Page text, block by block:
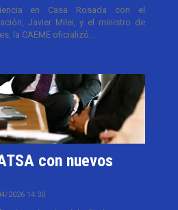
en Casa Rosada con el
Javier Milei, y el ministro de
la CAEME oficializó...
con nuevos
2026 14:30